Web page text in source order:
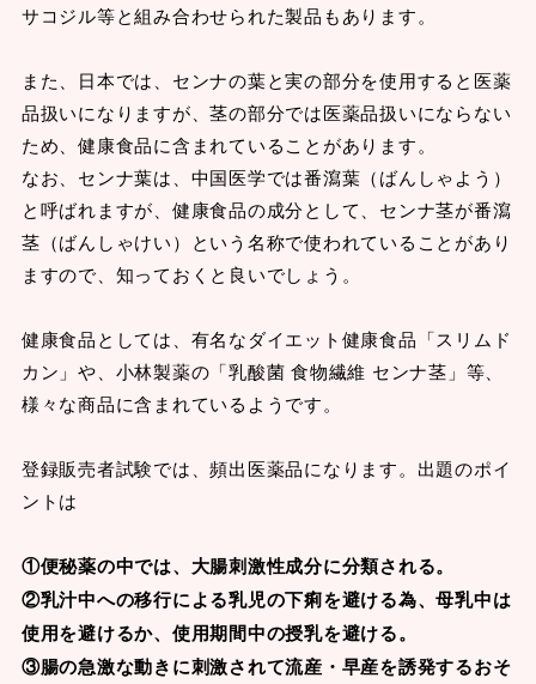
サコジル等と組み合わせられた製品もあります。
また、日本では、センナの葉と実の部分を使用すると医薬
品扱いになりますが、茎の部分では医薬品扱いにならない
ため、健康食品に含まれていることがあります。
なお、センナ葉は、中国医学では番瀉葉（ばんしゃよう）
と呼ばれますが、健康食品の成分として、センナ茎が番瀉
茎（ばんしゃけい）という名称で使われていることがあり
ますので、知っておくと良いでしょう。
健康食品としては、有名なダイエット健康食品「スリムド
カン」や、小林製薬の「乳酸菌 食物繊維 センナ茎」等、
様々な商品に含まれているようです。
登録販売者試験では、頻出医薬品になります。出題のポイ
ントは
①便秘薬の中では、大腸刺激性成分に分類される。
②乳汁中への移行による乳児の下痢を避ける為、母乳中は
使用を避けるか、使用期間中の授乳を避ける。
③腸の急激な動きに刺激されて流産・早産を誘発するおそ